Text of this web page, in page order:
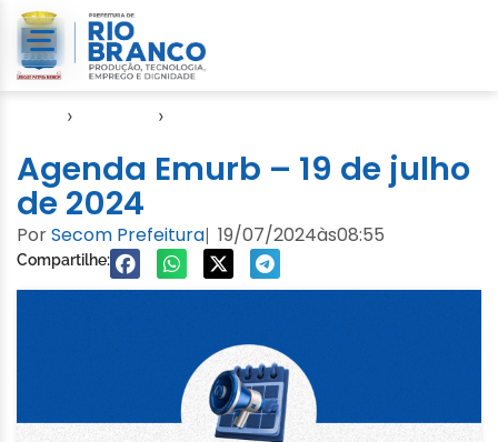
› ›
Agenda Emurb – 19 de julho
de 2024
PorSecom Prefeitura| 19/07/2024às08:55
Compartilhe: